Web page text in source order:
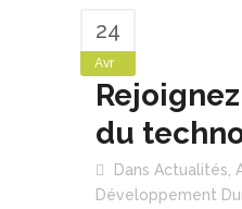
24
Avr
du
Dans Actualités
Développement